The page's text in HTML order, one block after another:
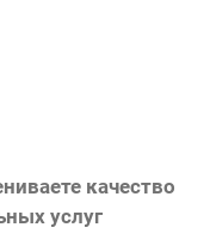
качество
услуг